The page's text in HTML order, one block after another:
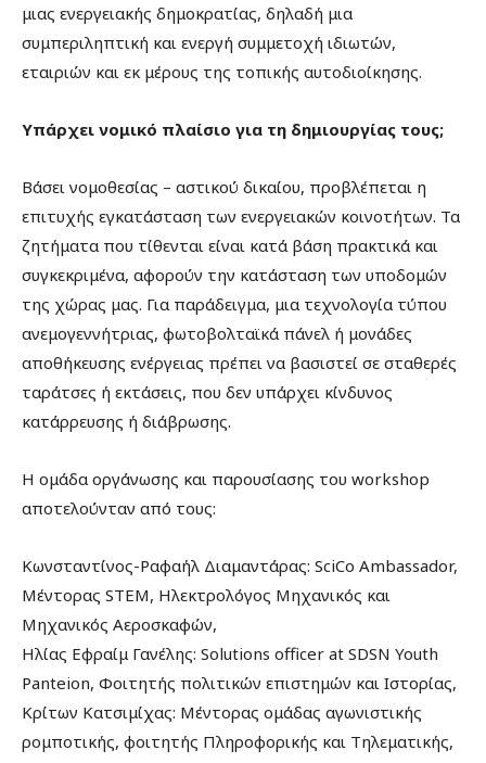
μιας ενεργειακής δημοκρατίας, δηλαδή μια
συμπεριληπτική και ενεργή συμμετοχή ιδιωτών,
εταιριών και εκ μέρους της τοπικής αυτοδιοίκησης.
Υπάρχει νομικό πλαίσιο για τη δημιουργίας τους;
Βάσει νομοθεσίας – αστικού δικαίου, προβλέπεται η
επιτυχής εγκατάσταση των ενεργειακών κοινοτήτων. Τα
ζητήματα που τίθενται είναι κατά βάση πρακτικά και
συγκεκριμένα, αφορούν την κατάσταση των υποδομών
της χώρας μας. Για παράδειγμα, μια τεχνολογία τύπου
ανεμογεννήτριας, φωτοβολταϊκά πάνελ ή μονάδες
αποθήκευσης ενέργειας πρέπει να βασιστεί σε σταθερές
ταράτσες ή εκτάσεις, που δεν υπάρχει κίνδυνος
κατάρρευσης ή διάβρωσης.
Η ομάδα οργάνωσης και παρουσίασης του workshop
αποτελούνταν από τους:
Κωνσταντίνος-Ραφαήλ Διαμαντάρας: SciCo Ambassador,
Μέντορας STEM, Ηλεκτρολόγος Μηχανικός και
Μηχανικός Αεροσκαφών,
Ηλίας Εφραίμ Γανέλης: Solutions officer at SDSN Youth
Panteion, Φοιτητής πολιτικών επιστημών και Ιστορίας,
Κρίτων Κατσιμίχας: Μέντορας ομάδας αγωνιστικής
ρομποτικής, φοιτητής Πληροφορικής και Τηλεματικής,